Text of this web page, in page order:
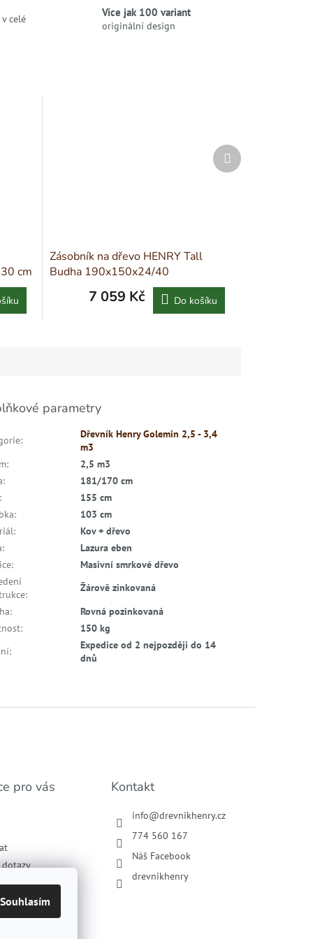
Souhlasím
celé
Více jak 100 variant
originální design
cm
Zásobník na dřevo HENRY Tall
Budha 190x150x24/40
7 059 Kč Do košíku
Další
produkt
parametry
:
Dřevník Henry Golemin 2,5 - 3,4
m3
:
2,5 m3
:
181/170 cm
:
155 cm
:
103 cm
:
Kov + dřevo
:
Lazura eben
:
Masivní smrkové dřevo
:
Žárově zinkovaná
:
Rovná pozinkovaná
:
150 kg
:
Expedice od 2 nejpozději do 14
dnů
pro vás
osobních
Kontakt
info@drevnikhenry.cz
774 560 167
Náš Facebook
drevnikhenry